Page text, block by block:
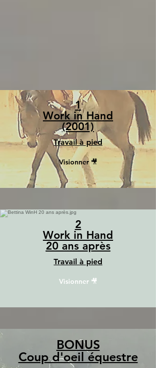
1
Work in Hand
(2001)
Travail à pied
Visionner 🎥
2
Work in Hand
20 ans après
Travail à pied
Visionner 🎥
BONUS
Coup d'oeil équestre